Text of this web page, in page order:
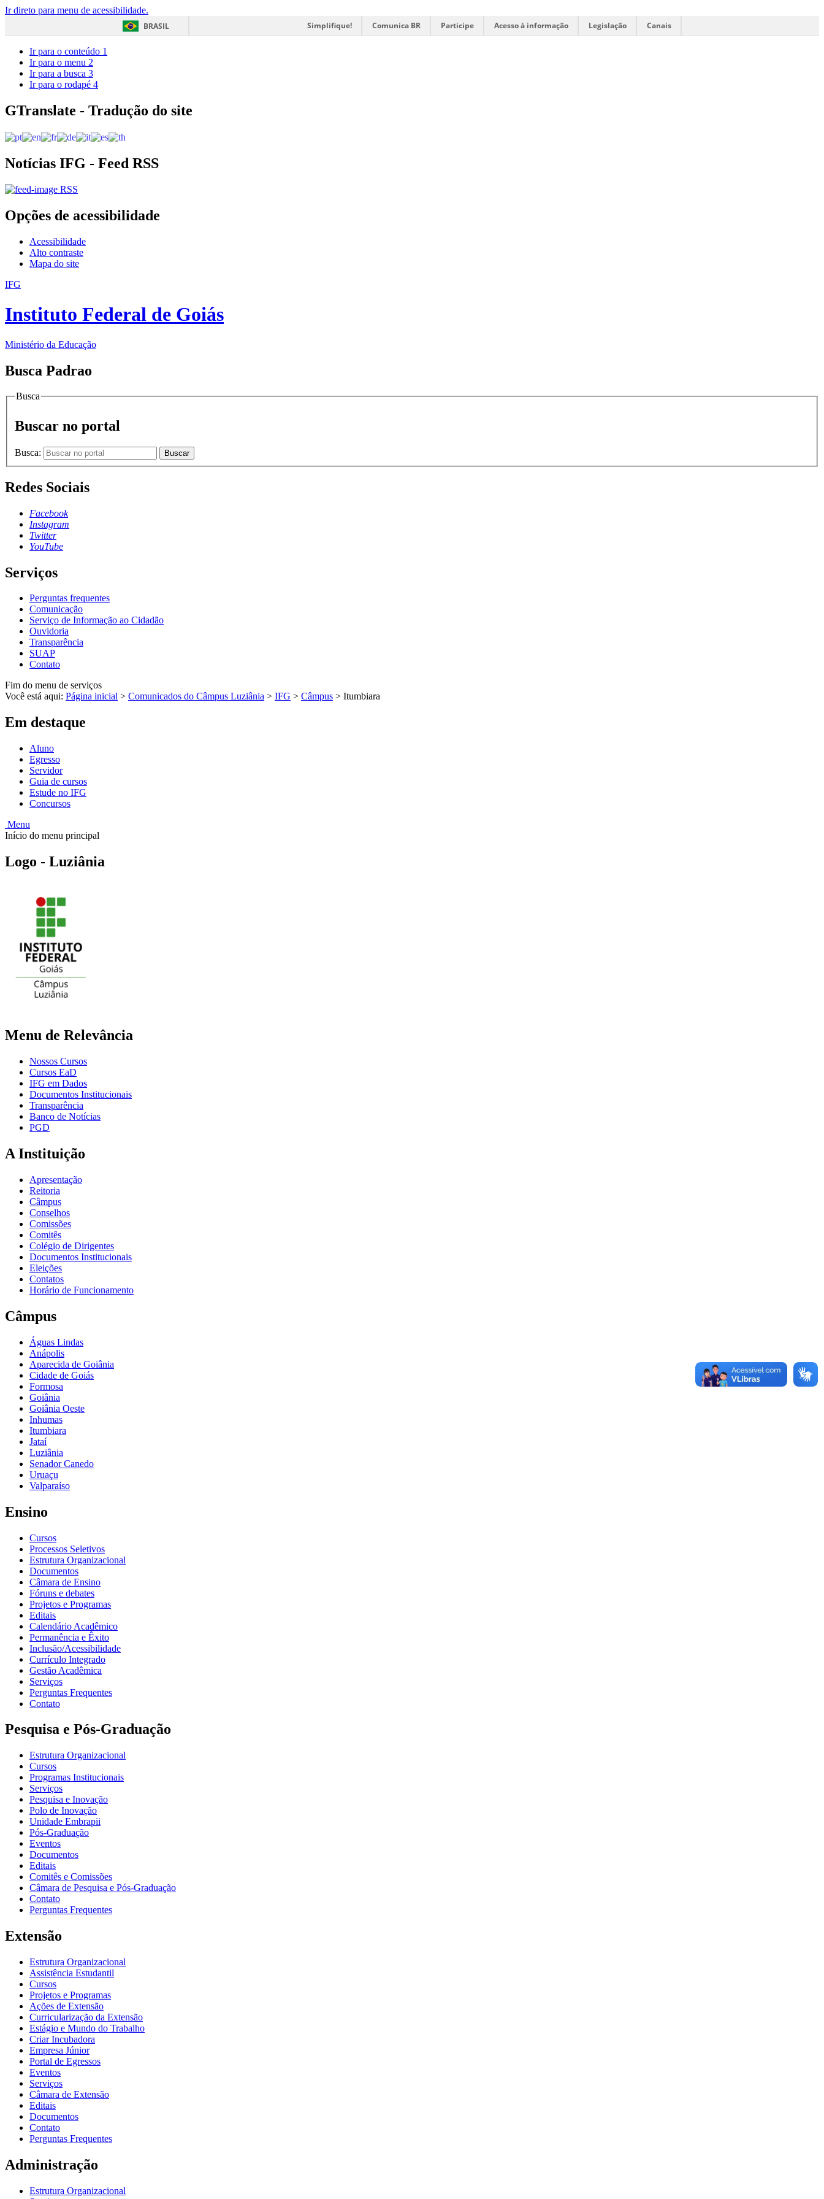
Ir direto para menu de acessibilidade.
BRASIL
Simplifique! Comunica BR Participe Acesso à informação Legislação Canais
Ir para o conteúdo 1
Ir para o menu 2
Ir para a busca 3
Ir para o rodapé 4
GTranslate - Tradução do site
Notícias IFG - Feed RSS
RSS
Opções de acessibilidade
Acessibilidade
Alto contraste
Mapa do site
IFG
Instituto Federal de Goiás
Ministério da Educação
Busca Padrao
Busca
Buscar no portal
Busca: Buscar
Redes Sociais
Facebook
Instagram
Twitter
YouTube
Serviços
Perguntas frequentes
Comunicação
Serviço de Informação ao Cidadão
Ouvidoria
Transparência
SUAP
Contato
Fim do menu de serviços
Você está aqui: Página inicial > Comunicados do Câmpus Luziânia > IFG > Câmpus > Itumbiara
Em destaque
Aluno
Egresso
Servidor
Guia de cursos
Estude no IFG
Concursos
Menu
Início do menu principal
Logo - Luziânia
Menu de Relevância
Nossos Cursos
Cursos EaD
IFG em Dados
Documentos Institucionais
Transparência
Banco de Notícias
PGD
A Instituição
Apresentação
Reitoria
Câmpus
Conselhos
Comissões
Comitês
Colégio de Dirigentes
Documentos Institucionais
Eleições
Contatos
Horário de Funcionamento
Câmpus
Águas Lindas
Anápolis
Aparecida de Goiânia
Cidade de Goiás
Formosa
Goiânia
Goiânia Oeste
Inhumas
Itumbiara
Jataí
Luziânia
Senador Canedo
Uruaçu
Valparaíso
Ensino
Cursos
Processos Seletivos
Estrutura Organizacional
Documentos
Câmara de Ensino
Fóruns e debates
Projetos e Programas
Editais
Calendário Acadêmico
Permanência e Êxito
Inclusão/Acessibilidade
Currículo Integrado
Gestão Acadêmica
Serviços
Perguntas Frequentes
Contato
Pesquisa e Pós-Graduação
Estrutura Organizacional
Cursos
Programas Institucionais
Serviços
Pesquisa e Inovação
Polo de Inovação
Unidade Embrapii
Pós-Graduação
Eventos
Documentos
Editais
Comitês e Comissões
Câmara de Pesquisa e Pós-Graduação
Contato
Perguntas Frequentes
Extensão
Estrutura Organizacional
Assistência Estudantil
Cursos
Projetos e Programas
Ações de Extensão
Curricularização da Extensão
Estágio e Mundo do Trabalho
Criar Incubadora
Empresa Júnior
Portal de Egressos
Eventos
Serviços
Câmara de Extensão
Editais
Documentos
Contato
Perguntas Frequentes
Administração
Estrutura Organizacional